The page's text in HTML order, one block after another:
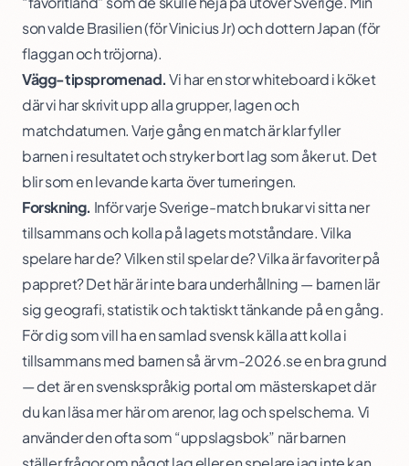
son valde Brasilien (för Vinicius Jr) och dottern Japan (för
flaggan och tröjorna).
Vägg-tipspromenad.Vi har en stor whiteboard i köket
där vi har skrivit upp alla grupper, lagen och
matchdatumen. Varje gång en match är klar fyller
barnen i resultatet och stryker bort lag som åker ut. Det
blir som en levande karta över turneringen.
Forskning. Inför varje Sverige-match brukar vi sitta ner
tillsammans och kolla på lagets motståndare. Vilka
spelare har de? Vilken stil spelar de? Vilka är favoriter på
pappret? Det här är inte bara underhållning — barnen lär
sig geografi, statistik och taktiskt tänkande på en gång.
För dig som vill ha en samlad svensk källa att kolla i
tillsammans med barnen så är vm-2026.se en bra grund
— det är en svenskspråkig portal om mästerskapet där
du kanläsa mer härom arenor, lag och spelschema. Vi
använder den ofta som “uppslagsbok” när barnen